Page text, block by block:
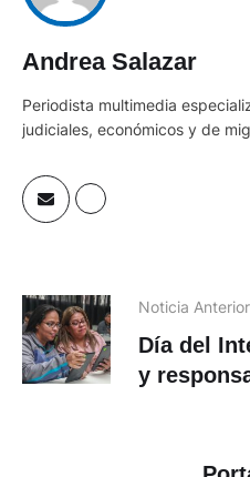
Andrea Salazar
Periodista multimedia
Día del
y